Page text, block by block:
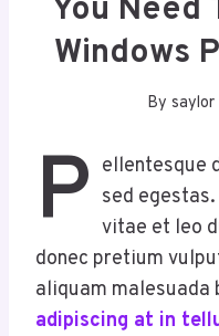
You Need
Windows
By saylor
P ellentesque
sed
vitae et leo
donec pretium
aliquam malesuada
adipiscing at in